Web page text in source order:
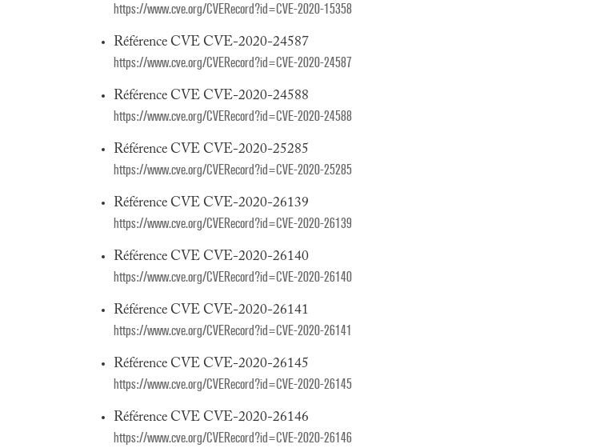
https://www.cve.org/CVERecord?id=CVE-2020-15358
Référence CVE CVE-2020-24587
https://www.cve.org/CVERecord?id=CVE-2020-24587
Référence CVE CVE-2020-24588
https://www.cve.org/CVERecord?id=CVE-2020-24588
Référence CVE CVE-2020-25285
https://www.cve.org/CVERecord?id=CVE-2020-25285
Référence CVE CVE-2020-26139
https://www.cve.org/CVERecord?id=CVE-2020-26139
Référence CVE CVE-2020-26140
https://www.cve.org/CVERecord?id=CVE-2020-26140
Référence CVE CVE-2020-26141
https://www.cve.org/CVERecord?id=CVE-2020-26141
Référence CVE CVE-2020-26145
https://www.cve.org/CVERecord?id=CVE-2020-26145
Référence CVE CVE-2020-26146
https://www.cve.org/CVERecord?id=CVE-2020-26146